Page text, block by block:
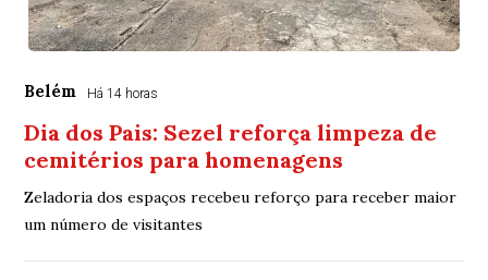
Belém Há 14 horas
Dia dos Pais: Sezel reforça limpeza de
cemitérios para homenagens
Zeladoria dos espaços recebeu reforço para receber maior
um número de visitantes